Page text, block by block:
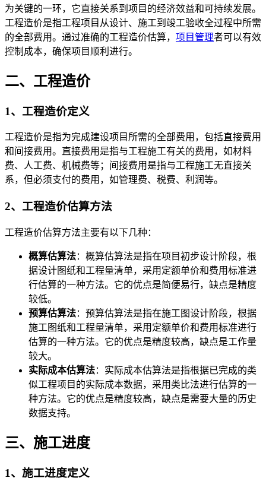
为关键的一环，它直接关系到项目的经济效益和可持续发展。
工程造价是指工程项目从设计、施工到竣工验收全过程中所需
的全部费用。通过准确的工程造价估算， 项目管理者可以有效
控制成本，确保项目顺利进行。
二、工程造价
1、工程造价定义
工程造价是指为完成建设项目所需的全部费用，包括直接费用
和间接费用。直接费用是指与工程施工有关的费用，如材料
费、人工费、机械费等；间接费用是指与工程施工无直接关
系，但必须支付的费用，如管理费、税费、利润等。
2、工程造价估算方法
工程造价估算方法主要有以下几种：
概算估算法：概算估算法是指在项目初步设计阶段，根
据设计图纸和工程量清单，采用定额单价和费用标准进
行估算的一种方法。它的优点是简便易行，缺点是精度
较低。
预算估算法：预算估算法是指在施工图设计阶段，根据
施工图纸和工程量清单，采用定额单价和费用标准进行
估算的一种方法。它的优点是精度较高，缺点是工作量
较大。
实际成本估算法：实际成本估算法是指根据已完成的类
似工程项目的实际成本数据，采用类比法进行估算的一
种方法。它的优点是精度较高，缺点是需要大量的历史
数据支持。
三、施工进度
1、施工进度定义